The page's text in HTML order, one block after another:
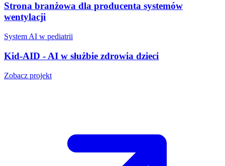
Strona branżowa dla producenta systemów
wentylacji
System AI w pediatrii
Kid-AID - AI w służbie zdrowia dzieci
Zobacz projekt